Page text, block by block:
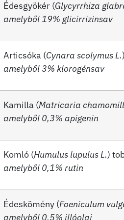
Édesgyökér (Glycyrrhiza
amelyből 19% glicirrizinsav
Articsóka (Cynara scolymus L.
amelyből 3% klorogénsav
Kamilla (Matricaria
amelyből 0,3% apigenin
Komló (Humulus lupulus L.)
amelyből 0,1% rutin
Édeskömény (Foeniculum
amelyből 0,5% illóolaj